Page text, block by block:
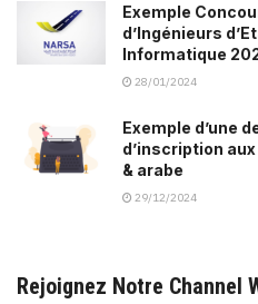
Exemple
d’Ingénieurs
Informatique
28/01/2024
Exemple d’une
d’inscription
& arabe
29/12/2024
Rejoignez Notre Channel